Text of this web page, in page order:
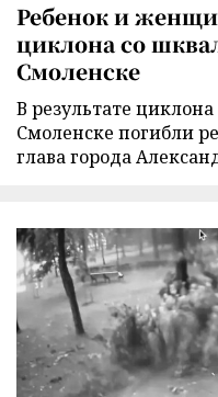
Ребенок и
циклона со
Смоленске
В результате
Смоленске погибли
глава города